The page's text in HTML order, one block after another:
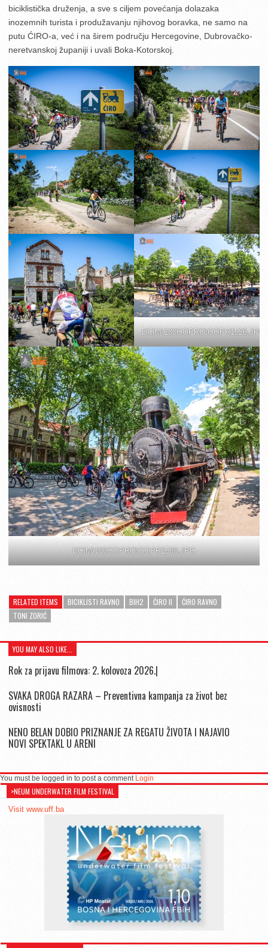
biciklistička druženja, a sve s ciljem povećanja dolazaka
inozemnih turista i produžavanju njihovog boravka, ne samo na
putu ĆIRO-a, već i na širem području Hercegovine, Dubrovačko-
neretvanskoj županiji i uvali Boka-Kotorskoj.
DCIM\100GOPRO\GOPR1526.JPG
DCIM\100GOPRO\GOPR1530.JPG
RELATED ITEMS BICIKLISTI RAVNO BIH2 ĆIRO II
ĆIRO RAVNO
TONI ZORIĆ
YOU MAY ALSO LIKE...
Rok za prijavu filmova: 2. kolovoza 2026.|
SVAKA DROGA RAZARA – Preventivna kampanja za život bez
ovisnosti
NENO BELAN DOBIO PRIZNANJE ZA REGATU ŽIVOTA I NAJAVIO
NOVI SPEKTAKL U ARENI
You must be logged in to post a comment Login
>NEUM UNDERWATER FILM FESTIVAL
Visit www.uff.ba